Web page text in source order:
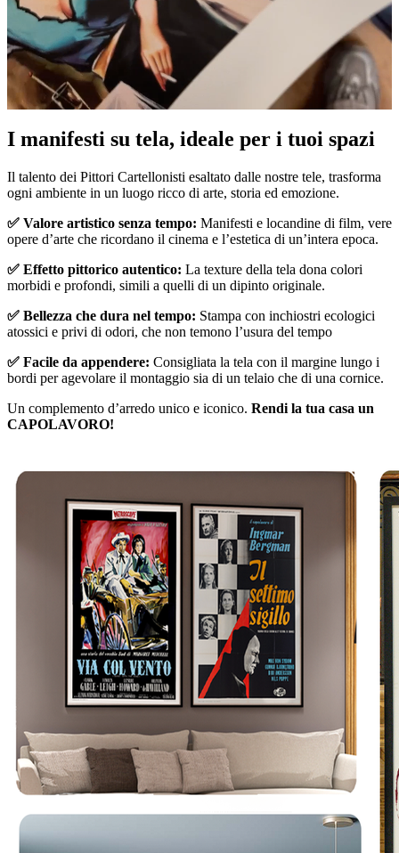
I manifesti su tela, ideale per i tuoi spazi
Il talento dei Pittori Cartellonisti esaltato dalle nostre tele, trasforma
ogni ambiente in un luogo ricco di arte, storia ed emozione.
✅ Valore artistico senza tempo: Manifesti e locandine di film, vere
opere d’arte che ricordano il cinema e l’estetica di un’intera epoca.
✅ Effetto pittorico autentico: La texture della tela dona colori
morbidi e profondi, simili a quelli di un dipinto originale.
✅ Bellezza che dura nel tempo: Stampa con inchiostri ecologici
atossici e privi di odori, che non temono l’usura del tempo
✅ Facile da appendere: Consigliata la tela con il margine lungo i
bordi per agevolare il montaggio sia di un telaio che di una cornice.
Un complemento d’arredo unico e iconico. Rendi la tua casa un
CAPOLAVORO!